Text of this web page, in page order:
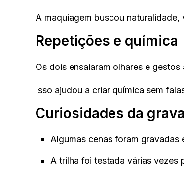
A maquiagem buscou
Repetições e química
Os dois ensaiaram olhares e
Isso ajudou a criar química sem
Curiosidades da
Algumas cenas foram gravadas
A trilha foi testada várias vezes